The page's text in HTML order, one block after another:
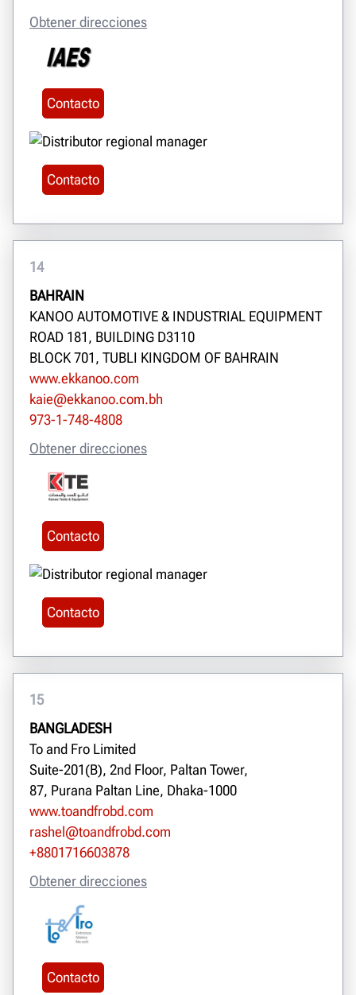
Obtener direcciones
Contacto
Contacto
14
BAHRAIN
KANOO AUTOMOTIVE & INDUSTRIAL EQUIPMENT
ROAD 181, BUILDING D3110
BLOCK 701, TUBLI KINGDOM OF BAHRAIN
www.ekkanoo.com
kaie@ekkanoo.com.bh
973-1-748-4808
Obtener direcciones
Contacto
Contacto
15
BANGLADESH
To and Fro Limited
Suite-201(B), 2nd Floor, Paltan Tower,
87, Purana Paltan Line, Dhaka-1000
www.toandfrobd.com
rashel@toandfrobd.com
+8801716603878
Obtener direcciones
Contacto